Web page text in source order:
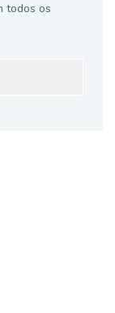
todos os